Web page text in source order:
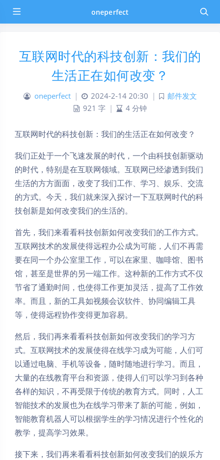
oneperfect
互联网时代的科技创新：我们的
生活正在如何改变？
oneperfect | 2024-2-14 20:30 |
邮件发文
921 字 | 4 分钟
互联网时代的科技创新：我们的生活正在如何改变？
我们正处于一个飞速发展的时代，一个由科技创新驱动
的时代，特别是在互联网领域。互联网已经渗透到我们
生活的方方面面，改变了我们工作、学习、娱乐、交流
的方式。今天，我们就来深入探讨一下互联网时代的科
技创新是如何改变我们的生活的。
首先，我们来看看科技创新如何改变我们的工作方式。
互联网技术的发展使得远程办公成为可能，人们不再需
要在同一个办公室里工作，可以在家里、咖啡馆、图书
馆，甚至是世界的另一端工作。这种新的工作方式不仅
节省了通勤时间，也使得工作更加灵活，提高了工作效
率。而且，新的工具如视频会议软件、协同编辑工具
等，使得远程协作变得更加容易。
然后，我们再来看看科技创新如何改变我们的学习方
式。互联网技术的发展使得在线学习成为可能，人们可
以通过电脑、手机等设备，随时随地进行学习。而且，
大量的在线教育平台和资源，使得人们可以学习到各种
各样的知识，不再受限于传统的教育方式。同时，人工
智能技术的发展也为在线学习带来了新的可能，例如，
智能教育机器人可以根据学生的学习情况进行个性化的
教学，提高学习效果。
接下来，我们再来看看科技创新如何改变我们的娱乐方